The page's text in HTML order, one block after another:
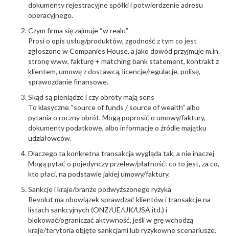
dokumenty rejestracyjne spółki i potwierdzenie adresu
operacyjnego.
Czym firma się zajmuje “w realu”
Prosi o opis usług/produktów, zgodność z tym co jest
zgłoszone w Companies House, a jako dowód przyjmuje m.in.
stronę www, fakturę + matching bank statement, kontrakt z
klientem, umowę z dostawcą, licencje/regulacje, polisę,
sprawozdanie finansowe.
Skąd są pieniądze i czy obroty mają sens
To klasyczne “source of funds / source of wealth” albo
pytania o roczny obrót. Mogą poprosić o umowy/faktury,
dokumenty podatkowe, albo informacje o źródle majątku
udziałowców.
Dlaczego ta konkretna transakcja wygląda tak, a nie inaczej
Mogą pytać o pojedynczy przelew/płatność: co to jest, za co,
kto płaci, na podstawie jakiej umowy/faktury.
Sankcje i kraje/branże podwyższonego ryzyka
Revolut ma obowiązek sprawdzać klientów i transakcje na
listach sankcyjnych (ONZ/UE/UK/USA itd.) i
blokować/ograniczać aktywność, jeśli w grę wchodzą
kraje/terytoria objęte sankcjami lub ryzykowne scenariusze.